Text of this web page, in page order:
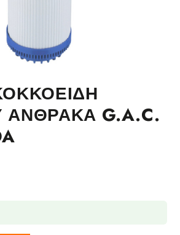
ΑΝΘΡΑΚΑ G.A.C.
ΑΝΘΡΑΚΑ G.A.C. 5" VELUDA